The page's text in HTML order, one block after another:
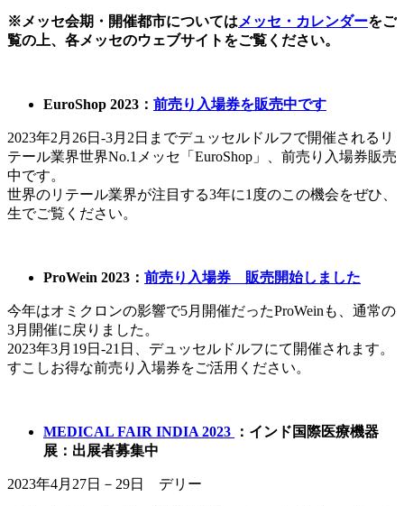
※メッセ会期・開催都市については メッセ・カレンダーをご
覧の上、各メッセのウェブサイトをご覧ください。
EuroShop 2023： 前売り入場券を販売中です
2023年2月26日-3月2日までデュッセルドルフで開催されるリ
テール業界世界No.1メッセ「EuroShop」、前売り入場券販売
中です。
世界のリテール業界が注目する3年に1度のこの機会をぜひ、
生でご覧ください。
ProWein 2023： 前売り入場券 販売開始しました
今年はオミクロンの影響で5月開催だったProWeinも、通常の
3月開催に戻りました。
2023年3月19日-21日、デュッセルドルフにて開催されます。
すこしお得な前売り入場券をご活用ください。
MEDICAL FAIR INDIA 2023
：インド国際医療機器
展：出展者募集中
2023年4月27日－29日 デリー